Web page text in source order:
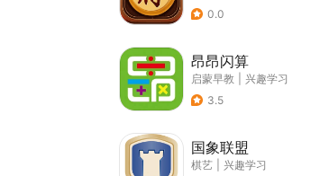
0.0
昂昂闪算
启蒙早教
兴趣学习
3.5
国象联盟
棋艺
兴趣学习